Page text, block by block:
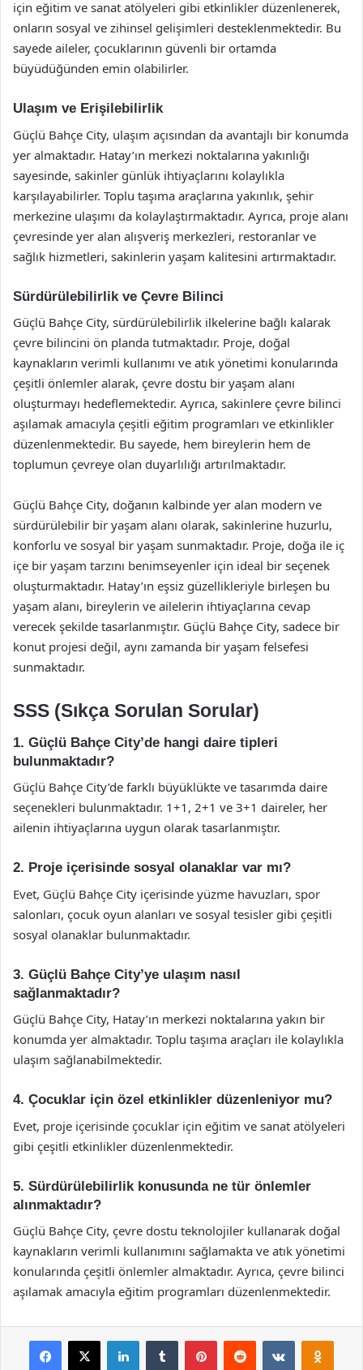
için eğitim ve sanat atölyeleri gibi etkinlikler düzenlenerek,
onların sosyal ve zihinsel gelişimleri desteklenmektedir. Bu
sayede aileler, çocuklarının güvenli bir ortamda
büyüdüğünden emin olabilirler.
Ulaşım ve Erişilebilirlik
Güçlü Bahçe City, ulaşım açısından da avantajlı bir konumda
yer almaktadır. Hatay’ın merkezi noktalarına yakınlığı
sayesinde, sakinler günlük ihtiyaçlarını kolaylıkla
karşılayabilirler. Toplu taşıma araçlarına yakınlık, şehir
merkezine ulaşımı da kolaylaştırmaktadır. Ayrıca, proje alanı
çevresinde yer alan alışveriş merkezleri, restoranlar ve
sağlık hizmetleri, sakinlerin yaşam kalitesini artırmaktadır.
Sürdürülebilirlik ve Çevre Bilinci
Güçlü Bahçe City, sürdürülebilirlik ilkelerine bağlı kalarak
çevre bilincini ön planda tutmaktadır. Proje, doğal
kaynakların verimli kullanımı ve atık yönetimi konularında
çeşitli önlemler alarak, çevre dostu bir yaşam alanı
oluşturmayı hedeflemektedir. Ayrıca, sakinlere çevre bilinci
aşılamak amacıyla çeşitli eğitim programları ve etkinlikler
düzenlenmektedir. Bu sayede, hem bireylerin hem de
toplumun çevreye olan duyarlılığı artırılmaktadır.
Güçlü Bahçe City, doğanın kalbinde yer alan modern ve
sürdürülebilir bir yaşam alanı olarak, sakinlerine huzurlu,
konforlu ve sosyal bir yaşam sunmaktadır. Proje, doğa ile iç
içe bir yaşam tarzını benimseyenler için ideal bir seçenek
oluşturmaktadır. Hatay’ın eşsiz güzellikleriyle birleşen bu
yaşam alanı, bireylerin ve ailelerin ihtiyaçlarına cevap
verecek şekilde tasarlanmıştır. Güçlü Bahçe City, sadece bir
konut projesi değil, aynı zamanda bir yaşam felsefesi
sunmaktadır.
SSS (Sıkça Sorulan Sorular)
1. Güçlü Bahçe City’de hangi daire tipleri
bulunmaktadır?
Güçlü Bahçe City’de farklı büyüklükte ve tasarımda daire
seçenekleri bulunmaktadır. 1+1, 2+1 ve 3+1 daireler, her
ailenin ihtiyaçlarına uygun olarak tasarlanmıştır.
2. Proje içerisinde sosyal olanaklar var mı?
Evet, Güçlü Bahçe City içerisinde yüzme havuzları, spor
salonları, çocuk oyun alanları ve sosyal tesisler gibi çeşitli
sosyal olanaklar bulunmaktadır.
3. Güçlü Bahçe City’ye ulaşım nasıl
sağlanmaktadır?
Güçlü Bahçe City, Hatay’ın merkezi noktalarına yakın bir
konumda yer almaktadır. Toplu taşıma araçları ile kolaylıkla
ulaşım sağlanabilmektedir.
4. Çocuklar için özel etkinlikler düzenleniyor mu?
Evet, proje içerisinde çocuklar için eğitim ve sanat atölyeleri
gibi çeşitli etkinlikler düzenlenmektedir.
5. Sürdürülebilirlik konusunda ne tür önlemler
alınmaktadır?
Güçlü Bahçe City, çevre dostu teknolojiler kullanarak doğal
kaynakların verimli kullanımını sağlamakta ve atık yönetimi
konularında çeşitli önlemler almaktadır. Ayrıca, çevre bilinci
aşılamak amacıyla eğitim programları düzenlenmektedir.
Facebook
X LinkedInTumblr PinterestReddit VKontakte